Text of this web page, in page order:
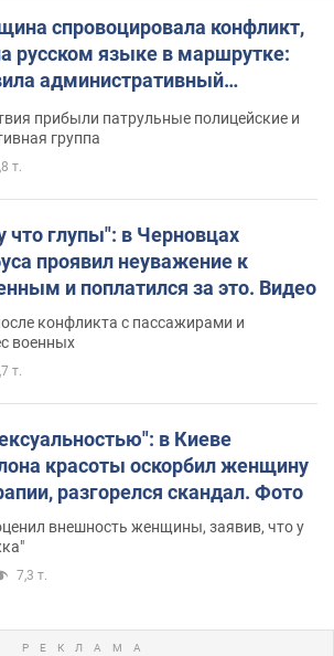
спровоцировала конфликт,
русском языке в маршрутке:
административный
прибыли патрульные полицейские и
группа
т.
глупы": в Черновцах
проявил неуважение к
и поплатился за это. Видео
конфликта с пассажирами и
военных
т.
в Киеве
красоты оскорбил женщину
разгорелся скандал. Фото
внешность женщины, заявив, что у
7,3 т.